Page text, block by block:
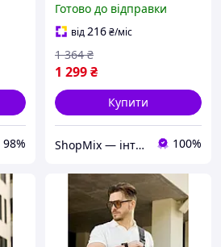
98%
повсякденного
використання сумка для
чо 5E
Готово до відправки
від216₴/міс
1 299₴
1 364 ₴
Купити
ShopMix — інтернет-магазин сумок та аксесуарів 100%